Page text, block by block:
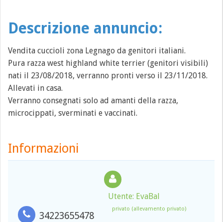
Descrizione annuncio:
Vendita cuccioli zona Legnago da genitori italiani.
Pura razza west highland white terrier (genitori visibili)
nati il 23/08/2018, verranno pronti verso il 23/11/2018.
Allevati in casa.
Verranno consegnati solo ad amanti della razza,
microcippati, sverminati e vaccinati.
Informazioni
34223655478
Utente: EvaBal
privato (allevamento privato)